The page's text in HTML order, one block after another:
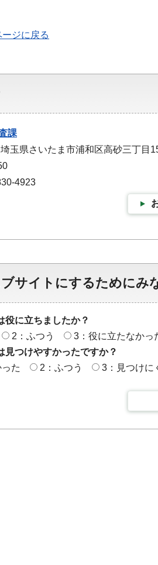
ジに戻る
課
玉県さいたま市浦和区高砂三丁目
4923
サイトにするためにみ
役に立ちましたか？
2：ふつう
3：役に立たなかっ
見つけやすかったですか？
た
2：ふつう 3：見つけに